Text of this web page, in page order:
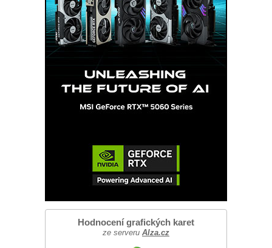
Hodnocení grafických karet
ze serveru Alza.cz